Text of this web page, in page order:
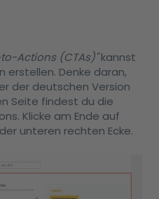
Actions (CTAs)"kannst
erstellen. Denke daran,
der deutschen Version
Seite findest du die
Klicke am Ende auf
unteren rechten Ecke.